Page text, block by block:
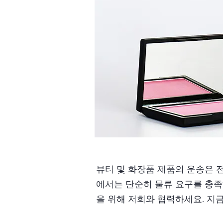
뷰티 및 화장품 제품의 운송은
에서는 단순히 물류 요구를 충
을 위해 저희와 협력하세요. 지